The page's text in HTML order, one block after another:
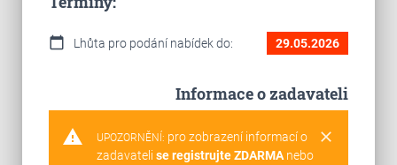
calendar_today Lhůta pro podání nabídek do: 29.05.2026
Informace o zadavateli
warning clear
UPOZORNĚNÍ: pro zobrazení informací o
zadavateli se registrujte ZDARMAnebo